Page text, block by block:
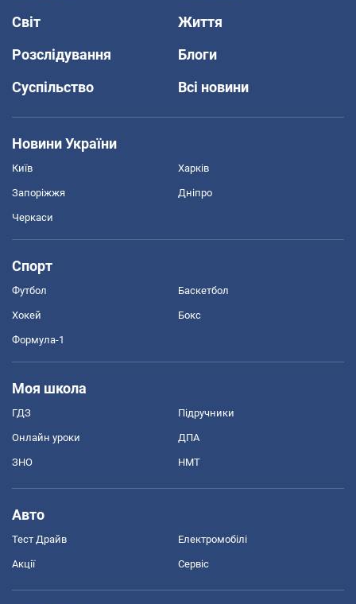
Світ
Життя
Розслідування
Блоги
Суспільство
Всі новини
Новини України
Київ Харків
Запоріжжя Дніпро
Черкаси
Спорт
Футбол Баскетбол
Хокей Бокс
Формула-1
Моя школа
ГДЗ Підручники
Онлайн уроки ДПА
ЗНО НМТ
Авто
Тест Драйв Електромобілі
Акції Сервіс